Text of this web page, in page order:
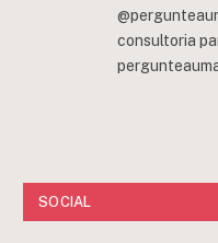
consultoria
SOCIAL